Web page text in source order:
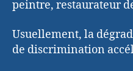
peintre, restaurateur
Usuellement, la
de discrimination